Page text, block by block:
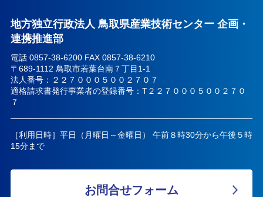
地方独立行政法人 鳥取県産業技術センター 企画・
連携推進部
電話 0857-38-6200 FAX 0857-38-6210
〒689-1112 鳥取市若葉台南７丁目1-1
法人番号：２２７０００５００２７０７
適格請求書発行事業者の登録番号：T２２７０００５００２７０
７
［利用日時］平日（月曜日～金曜日） 午前８時30分から午後５時
15分まで
お問合せフォーム